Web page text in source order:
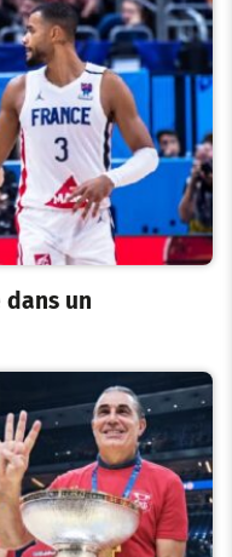
dans un